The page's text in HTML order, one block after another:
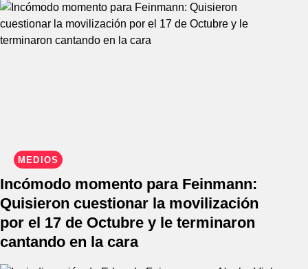
MEDIOS
Incómodo momento para Feinmann:
Quisieron cuestionar la movilización
por el 17 de Octubre y le terminaron
cantando en la cara